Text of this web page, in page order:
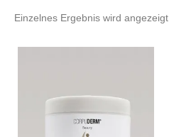
Einzelnes Ergebnis wird angezeigt